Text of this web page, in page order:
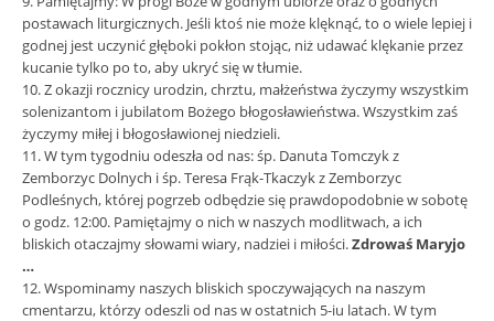
postawach liturgicznych. Jeśli ktoś nie może klęknąć, to o wiele lepiej i
godnej jest uczynić głęboki pokłon stojąc, niż udawać klękanie przez
kucanie tylko po to, aby ukryć się w tłumie.
10. Z okazji rocznicy urodzin, chrztu, małżeństwa życzymy wszystkim
solenizantom i jubilatom Bożego błogosławieństwa. Wszystkim zaś
życzymy miłej i błogosławionej niedzieli.
11. W tym tygodniu odeszła od nas: śp. Danuta Tomczyk z
Zemborzyc Dolnych i śp. Teresa Frąk-Tkaczyk z Zemborzyc
Podleśnych, której pogrzeb odbędzie się prawdopodobnie w sobotę
o godz. 12:00. Pamiętajmy o nich w naszych modlitwach, a ich
bliskich otaczajmy słowami wiary, nadziei i miłości.Zdrowaś Maryjo
…
12. Wspominamy naszych bliskich spoczywających na naszym
cmentarzu, którzy odeszli od nas w ostatnich 5-iu latach. W tym